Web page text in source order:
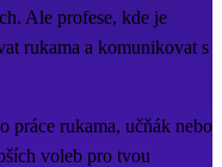
Ale profese, kde je
rukama a komunikovat s
práce rukama, učňák nebo
voleb pro tvou